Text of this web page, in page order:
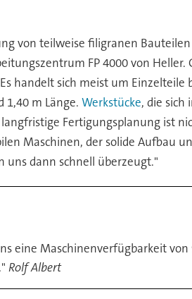
von teilweise filigranen
FP 4000 von
handelt sich meist um Einzelteile
1,40 m Länge. Werkstücke, die sich
Fertigungsplanung ist
Maschinen, der solide Aufbau
uns dann schnell überzeugt."
eine Maschinenverfügbarkeit
Rolf Albert